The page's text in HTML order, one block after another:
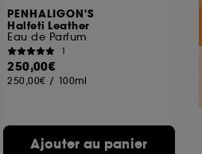
PENHALIGON'S
Halfeti Leather
Eau de Parfum
1
250,00€
250,00€ / 100ml
Ajouter au panier